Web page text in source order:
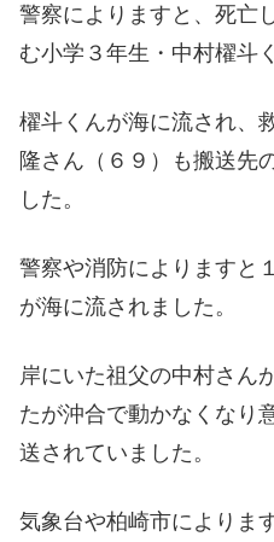
警察によりますと、死亡
む小学３年生・中村櫂斗
櫂斗くんが海に流され、
隆さん（６９）も搬送先
した。
警察や消防によりますと
が海に流されました。
岸にいた祖父の中村さん
たが沖合で動かなくなり
送されていました。
気象台や柏崎市によりま